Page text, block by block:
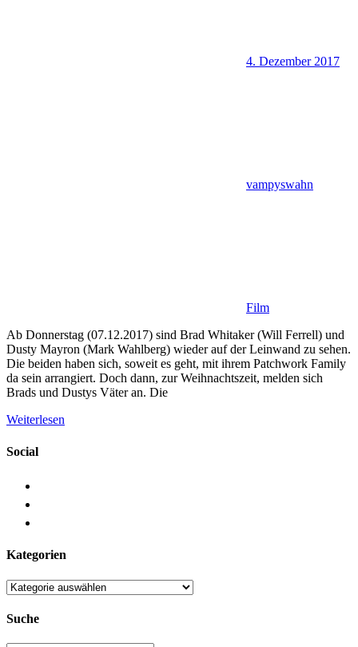
4. Dezember 2017
vampyswahn
Film
Ab Donnerstag (07.12.2017) sind Brad Whitaker (Will Ferrell) und
Dusty Mayron (Mark Wahlberg) wieder auf der Leinwand zu sehen.
Die beiden haben sich, soweit es geht, mit ihrem Patchwork Family
da sein arrangiert. Doch dann, zur Weihnachtszeit, melden sich
Brads und Dustys Väter an. Die
Weiterlesen
Social
Kategorien
Kategorien
Suche